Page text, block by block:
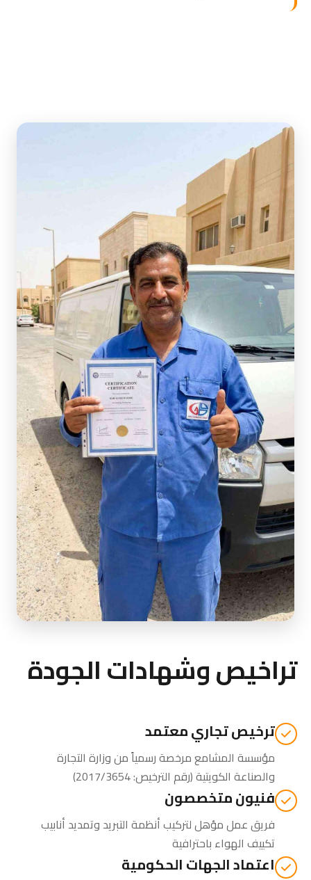
تراخيص وشهادات الجودة
ترخيص تجاري معتمد
مؤسسة المشامع مرخصة رسمياً منوزارة التجارة
والصناعة الكويتية(رقم الترخيص: 2017/3654)
فنيون متخصصون
فريق عمل مؤهل لتركيب أنظمة التبريد وتمديد أنابيب
تكييف الهواء باحترافية
اعتماد الجهات الحكومية